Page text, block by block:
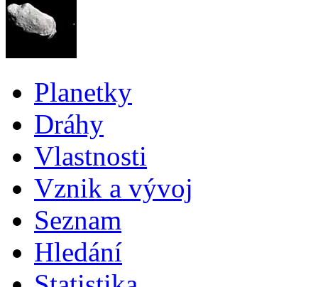
Planetky
Dráhy
Vlastnosti
Vznik a vývoj
Seznam
Hledání